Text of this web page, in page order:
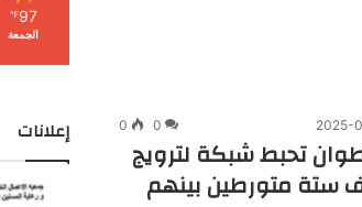
2025-
0
0
تحبط شبكة لترويج
ستة متورطين بينهم
97
℉
الجمعة
إعلانات